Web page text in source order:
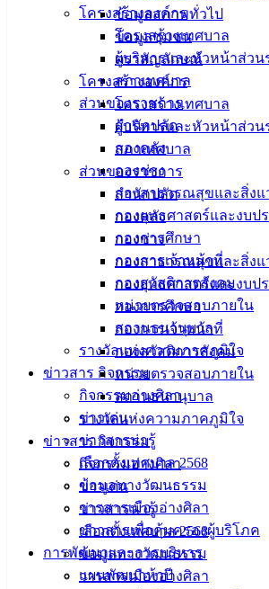
โครงสร้างองค์กร
โครงสร้างเทศบาล
ผู้บริหารและหัวหน้าส่วน
สภาเทศบาล
ส่วนของราชการ
สำนักปลัด
กองคลัง
กองช่าง
กองสาธารณสุขและสิ่งแ
กองยุทธศาสตร์และงบป
กองการศึกษา
กองการเจ้าหน้าที่
กองสวัสดิการสังคม
หน่วยตรวจสอบภายใน
สถานธนานุบาล
รางวัลแห่งความภาคภูมิใจ
ข่าวสาร กิจกรรม
กิจกรรมอ่างศิลา
ข่าวเด่น
ข่าวสารน่ารู้
เลือกตั้งเทศบาล 2568
ข้อมูลทางวัฒนธรรม
วารสารเมืองอ่างศิลา
ข่าวสารเพื่อคุ้มครองผู้บริโภค
การพัฒนาและการบริหาร
แผนพัฒนาห้าปี
ข้อมูลสภาพทั่วไป
ข้อมูลชุมชน
ตราสัญลักษณ์
โครงสร้างองค์กร
โครงสร้างเทศบาล
ผู้บริหารและหัวหน้าส่วน
สภาเทศบาล
ส่วนของราชการ
สำนักปลัด
กองคลัง
กองช่าง
กองสาธารณสุขและสิ่งแ
กองยุทธศาสตร์และงบป
กองการศึกษา
กองการเจ้าหน้าที่
กองสวัสดิการสังคม
หน่วยตรวจสอบภายใน
สถานธนานุบาล
รางวัลแห่งความภาคภูมิใจ
ข่าวสาร กิจกรรม
กิจกรรมอ่างศิลา
ข่าวเด่น
ข่าวสารน่ารู้
เลือกตั้งเทศบาล 2568
ข้อมูลทางวัฒนธรรม
วารสารเมืองอ่างศิลา
ทำป้ายประชาสัมพันธ์ 30 ป้ายดาวน์โหลด
เทศบาล